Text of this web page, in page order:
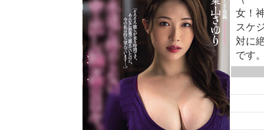
女！
スケ
対に
です